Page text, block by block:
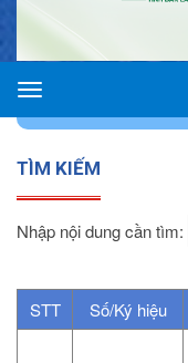
xã
Hòa
TÌM KIẾM
Nhập nội dung cần tìm:
STT Số/Ký hiệu